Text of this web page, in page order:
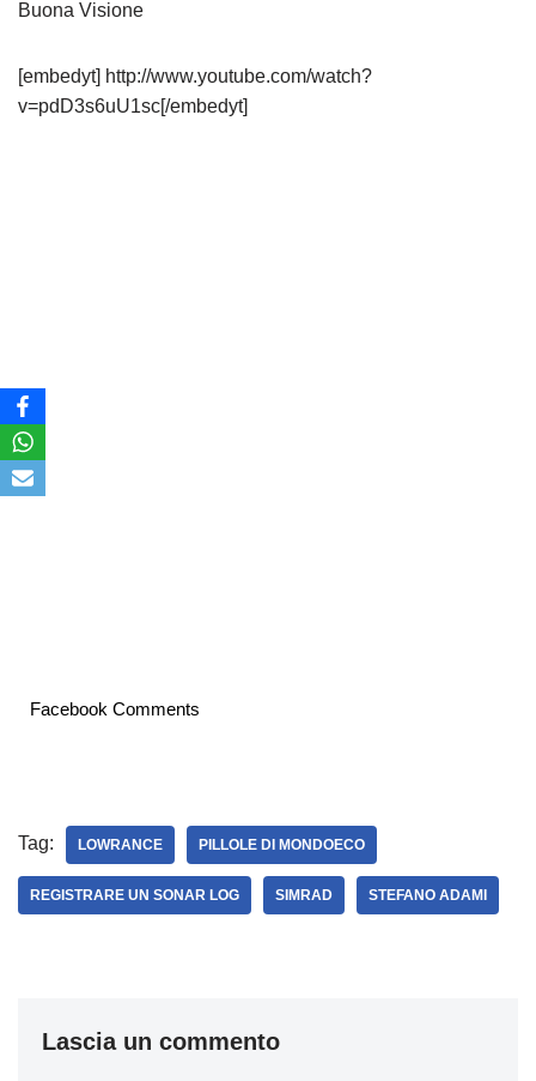
Buona Visione
[embedyt] http://www.youtube.com/watch?
v=pdD3s6uU1sc[/embedyt]
Facebook Comments
Tag: LOWRANCE PILLOLE DI MONDOECO
REGISTRARE UN SONAR LOG SIMRAD STEFANO ADAMI
Lascia un commento